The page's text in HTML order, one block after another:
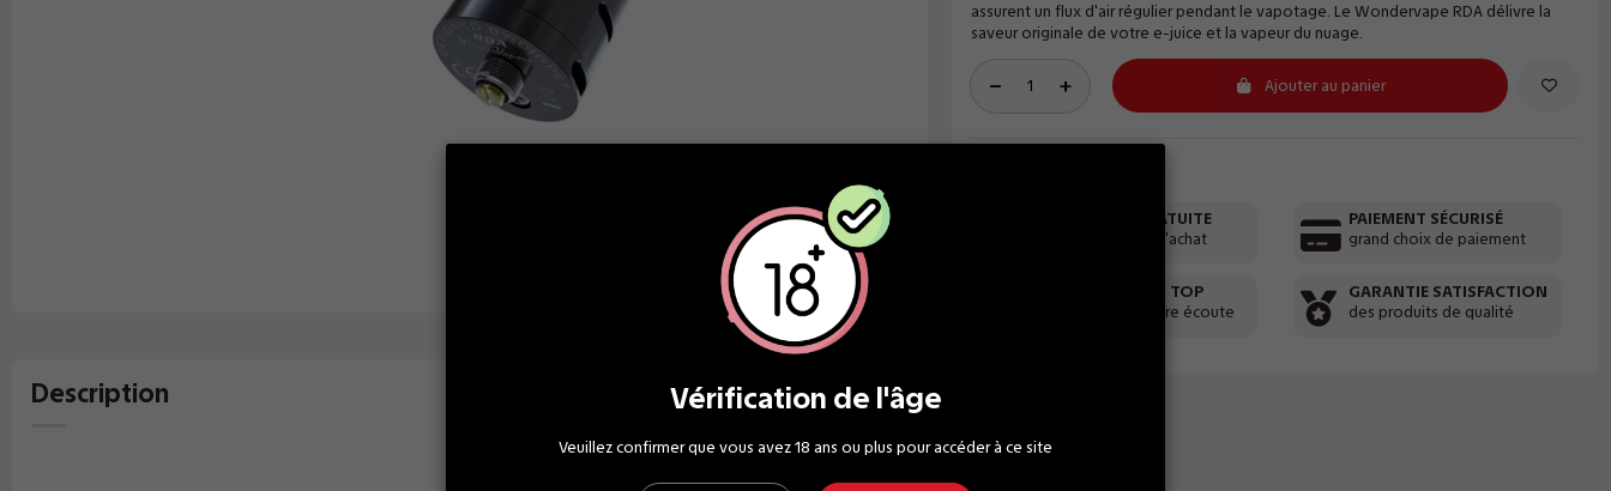
Description
assurent un flux d'air régulier pendant le vapotage. Le Wondervape RDA délivre la
saveur originale de votre e-juice et la vapeur du nuage.
Ajouter au panier
LIVRAISON GRATUITE
à partir de 30€ d'achat
SERVICE CLIENT TOP
une équipe à votre écoute
PAIEMENT SÉCURISÉ
grand choix de paiement
GARANTIE SATISFACTION
des produits de qualité
Vérification de l'âge
Veuillez confirmer que vous avez 18 ans ou plus pour accéder à ce site